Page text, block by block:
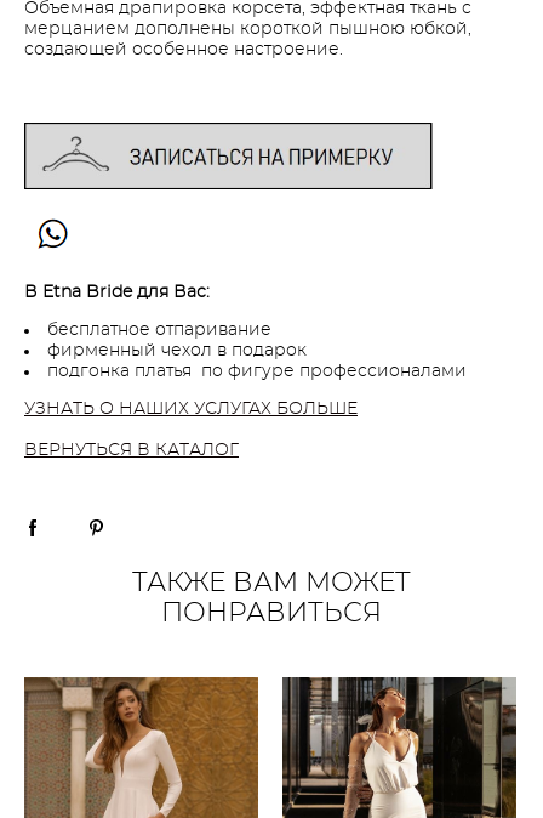
Объемная драпировка корсета, эффектная ткань с
мерцанием дополнены короткой пышною юбкой,
создающей особенное настроение.
В Etna Bride для Вас:
бесплатное отпаривание
фирменный чехол в подарок
подгонка платья по фигуре профессионалами
УЗНАТЬ О НАШИХ УСЛУГАХ БОЛЬШЕ
ВЕРНУТЬСЯ В КАТАЛОГ
ТАКЖЕ ВАМ МОЖЕТ
ПОНРАВИТЬСЯ